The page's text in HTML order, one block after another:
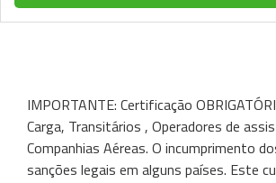
IMPORTANTE: Certificação
Carga, Transitários , Operadores de
Companhias Aéreas. O incumprimento
sanções legais em alguns países. Este